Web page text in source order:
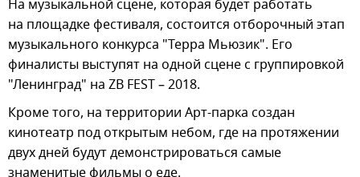
На музыкальной сцене, которая будет работать
на площадке фестиваля, состоится отборочный этап
музыкального конкурса "Терра Мьюзик". Его
финалисты выступят на одной сцене с группировкой
"Ленинград" на ZB FEST – 2018.
Кроме того, на территории Арт-парка создан
кинотеатр под открытым небом, где на протяжении
двух дней будут демонстрироваться самые
знаменитые фильмы о еде.